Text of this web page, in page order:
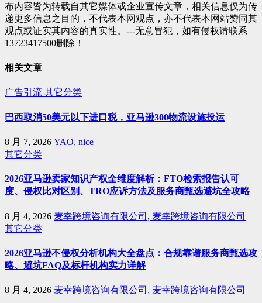
布内容皆为转载自其它媒体或企业宣传文章，相关信息仅为传
递更多信息之目的，不代表本网观点，亦不代表本网站赞同其
观点或证实其内容的真实性。---无意冒犯，如有侵权请联系
13723417500删除！
相关文章
广告引流 其它分类
巴西取消50美元以下进口税，亚马逊300物流设施投运
8 月 7, 2026 YAO, nice
其它分类
2026亚马逊卖家知识产权全维度解析：FTO检索报告认可
度、侵权比对区别、TRO应诉方法及服务商甄选避坑全攻略
8 月 4, 2026 麦幸跨境咨询有限公司, 麦幸跨境咨询有限公司
其它分类
2026亚马逊不侵权分析机构大全盘点：合规靠谱服务商甄选攻
略、避坑FAQ及标杆机构实力详解
8 月 4, 2026 麦幸跨境咨询有限公司, 麦幸跨境咨询有限公司